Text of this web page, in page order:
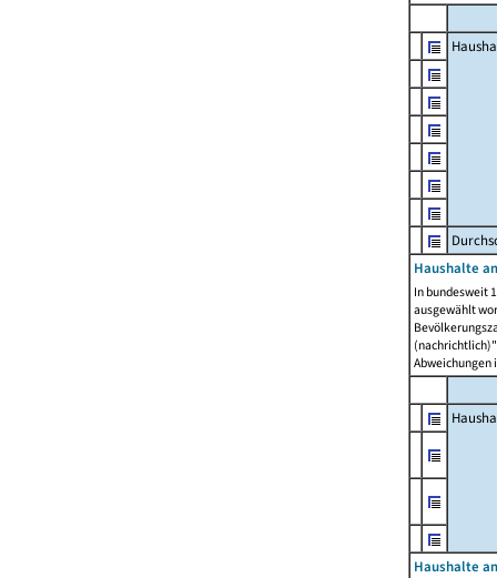
Haushalte
In bundesweit
ausgewählt
Abweichungen
Haushalte